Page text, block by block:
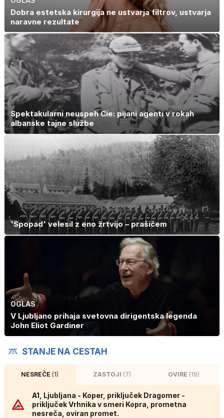
Dobra estetska kirurgija ne ustvarja filtrov, ustvarja
naravne rezultate
Spektakularni neuspeh Cie: pijani agenti v rokah
albanske tajne službe
'Spopad' velesil z eno žrtvijo – prašičem
OGLAS
V Ljubljano prihaja svetovna dirigentska legenda
John Eliot Gardiner
STANJE NA CESTAH
NESREČE(1) ZASTOJI (7) OVIRE (19)
A1, Ljubljana - Koper, priključek Dragomer -
priključek Vrhnika v smeri Kopra, prometna
nesreča, oviran promet.